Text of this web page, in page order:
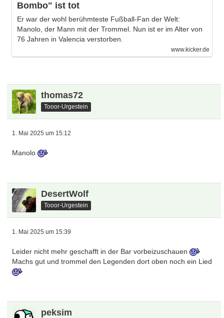
Bombo" ist tot
Er war der wohl berühmteste Fußball-Fan der Welt:
Manolo, der Mann mit der Trommel. Nun ist er im Alter von
76 Jahren in Valencia verstorben.
www.kicker.de
thomas72
Tooor-Urgestein
1. Mai 2025 um 15:12
Manolo
DesertWolf
Tooor-Urgestein
1. Mai 2025 um 15:39
Leider nicht mehr geschafft in der Bar vorbeizuschauen
Machs gut und trommel den Legenden dort oben noch ein Lied
peksim